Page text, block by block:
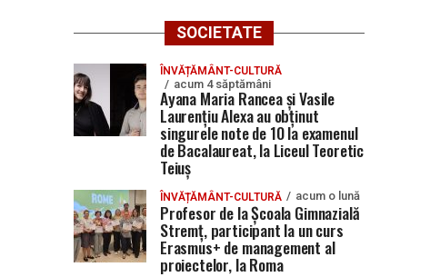
SOCIETATE
ÎNVĂȚĂMÂNT-CULTURĂ
acum 4 săptămâni
Ayana Maria Rancea și Vasile
Laurențiu Alexa au obținut
singurele note de 10 la examenul
de Bacalaureat, la Liceul Teoretic
Teiuș
ÎNVĂȚĂMÂNT-CULTURĂ acum o lună
Profesor de la Școala Gimnazială
Stremț, participant la un curs
Erasmus+ de management al
proiectelor, la Roma